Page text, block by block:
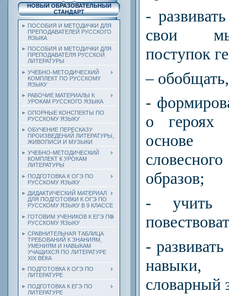
НОВЫЙ ОБРАЗОВАТЕЛЬНЫЙ
СТАНДАРТ
ПОСОБИЯ И МЕТОДИЧКИ ДЛЯ
ПРЕПОДАВАТЕЛЕЙ РУССКОГО
ЯЗЫКА
ПОСОБИЯ И МЕТОДИЧКИ ДЛЯ
ПРЕПОДАВАТЕЛЯ РУССКОЙ
ЛИТЕРАТУРЫ
УЧЕБНО-МЕТОДИЧЕСКИЙ
КОМПЛЕКТ ПО РУССКОМУ
ЯЗЫКУ
РАБОЧИЕ МАТЕРИАЛЫ К
УРОКАМ РУССКОГО ЯЗЫКА
ОПОРНЫЕ КОНСПЕКТЫ ПО
РУССКОМУ ЯЗЫКУ
ОБУЧЕНИЕ ПЕРЕСКАЗУ
ПРОИЗВЕДЕНИЙ ЛИТЕРАТУРЫ,
ЖИВОПИСИ И МУЗЫКИ
УЧЕБНО-МЕТОДИЧЕСКИЙ
КОМПЛЕКТ К УРОКАМ
ЛИТЕРАТУРЫ
ПОДГОТОВКА К ОГЭ ПО
РУССКОМУ ЯЗЫКУ
ДИДАКТИЧЕСКИЙ МАТЕРИАЛ
ДЛЯ ПОДГОТОВКИ К ОГЭ ПО
РУССКОМУ ЯЗЫКУ В 9 КЛАССЕ
ГОТОВИМ УЧЕНИКОВ К ЕГЭ ПО
РУССКОМУ ЯЗЫКУ
СРАВНИТЕЛЬНАЯ ТАБЛИЦА
ТРЕБОВАНИЙ К ЗНАНИЯМ,
УМЕНИЯМ И НАВЫКАМ
УЧАЩИХСЯ ПО ЛИТЕРАТУРЕ
ХIХ ВЕКА
ПОДГОТОВКА К ОГЭ ПО
ЛИТЕРАТУРЕ
ПОДГОТОВКА К ЕГЭ ПО
ЛИТЕРАТУРЕ
-
свои
поступок
–
-
о героях
основе
образов;
- учить
-
словарный